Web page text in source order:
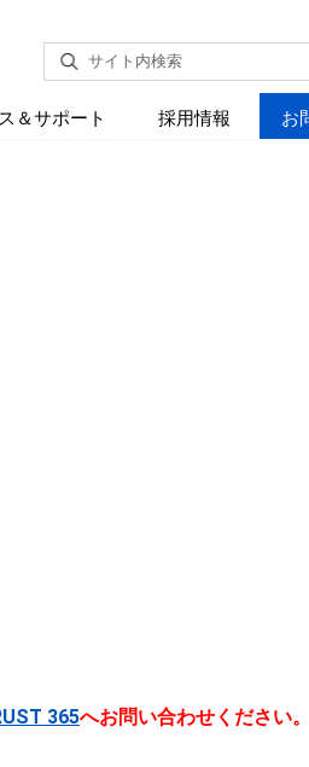
サイト内検索
＆サポート 採用情報 お
365へお問い合わせください。